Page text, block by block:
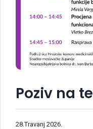
Poziv na
28.Travanj 2026.